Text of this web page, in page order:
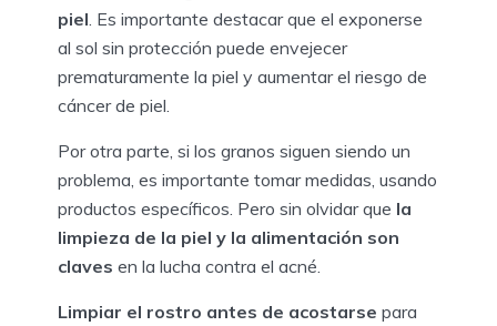
piel. Es importante destacar que el exponerse
al sol sin protección puede envejecer
prematuramente la piel y aumentar el riesgo de
cáncer de piel.
Por otra parte, si los granos siguen siendo un
problema, es importante tomar medidas, usando
productos específicos. Pero sin olvidar que la
limpieza de la piel y la alimentación son
claves en la lucha contra el acné.
Limpiar el rostro antes de acostarse para